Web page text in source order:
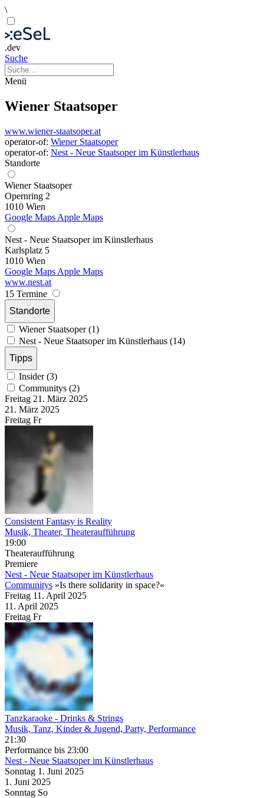
\
.dev
Suche
Menü
Wiener Staatsoper
www.wiener-staatsoper.at
operator-of: Wiener Staatsoper
operator-of: Nest - Neue Staatsoper im Künstlerhaus
Standorte
Wiener Staatsoper
Opernring 2
1010 Wien
Google Maps Apple Maps
Nest - Neue Staatsoper im Künstlerhaus
Karlsplatz 5
1010 Wien
Google Maps Apple Maps
www.nest.at
15 Termine
Standorte
Wiener Staatsoper (1)
Nest - Neue Staatsoper im Künstlerhaus (14)
Tipps
Insider (3)
Communitys (2)
Freitag 21. März 2025
21. März 2025
Freitag Fr
Consistent Fantasy is Reality
Musik, Theater, Theateraufführung
19:00
Theateraufführung
Premiere
Nest - Neue Staatsoper im Künstlerhaus
Communitys »Is there solidarity in space?«
Freitag 11. April 2025
11. April 2025
Freitag Fr
Tanzkaraoke - Drinks & Strings
Musik, Tanz, Kinder & Jugend, Party, Performance
21:30
Performance bis 23:00
Nest - Neue Staatsoper im Künstlerhaus
Sonntag 1. Juni 2025
1. Juni 2025
Sonntag So